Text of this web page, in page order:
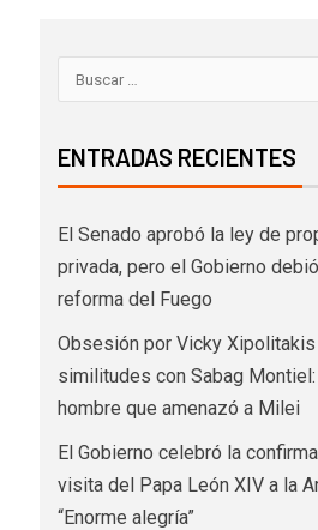
ENTRADAS RECIENTES
El Senado aprobó la ley de
privada, pero el Gobierno
reforma del Fuego
Obsesión por Vicky
similitudes con Sabag
hombre que amenazó a Milei
El Gobierno celebró la
visita del Papa León XIV a la
“Enorme alegría”